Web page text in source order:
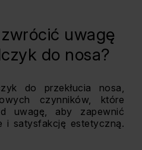
uwagę
do nosa?
do przekłucia nosa,
czynników, które
uwagę, aby zapewnić
i satysfakcję estetyczną.